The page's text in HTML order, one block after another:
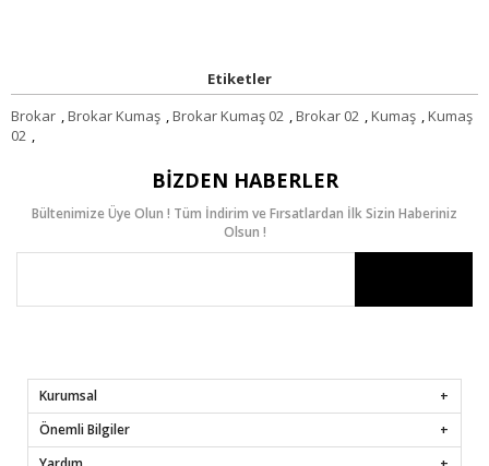
Etiketler
Brokar ,Brokar Kumaş ,Brokar Kumaş 02 ,Brokar 02 ,Kumaş ,Kumaş
02 ,
BIZDEN HABERLER
Bültenimize Üye Olun ! Tüm İndirim ve Fırsatlardan İlk Sizin Haberiniz
Olsun !
Kurumsal
Önemli Bilgiler